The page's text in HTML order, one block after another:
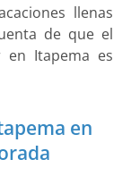
llenas
de que el
Itapema es
en